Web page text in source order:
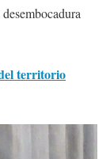
territorio